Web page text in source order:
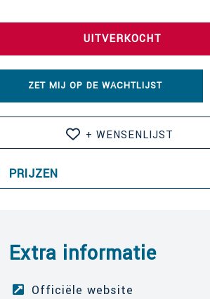
UITVERKOCHT
ZET MIJ OP DE WACHTLIJST
+ WENSENLIJST
PRIJZEN
Extra informatie
Officiële website